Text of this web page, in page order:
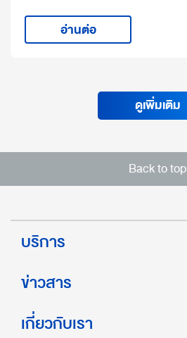
อ่านต่อ
ดูเพิ่มเติม
Back to top
บริการ
ข่าวสาร
เกี่ยวกับเรา